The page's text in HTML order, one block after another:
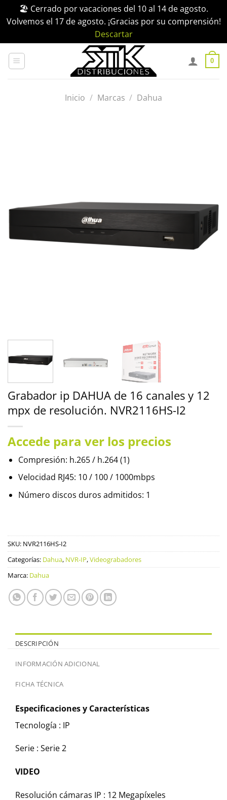
🏖️ Cerrado por vacaciones del 10 al 14 de agosto.
Volvemos el 17 de agosto. ¡Gracias por su comprensión!
Descartar
0
Inicio / Marcas / Dahua
Grabador ip DAHUA de 16 canales y 12
mpx de resolución. NVR2116HS-I2
Accede para ver los precios
Compresión: h.265 / h.264 (1)
Velocidad RJ45: 10 / 100 / 1000mbps
Número discos duros admitidos: 1
SKU: NVR2116HS-I2
Categorías: Dahua, NVR-IP,Videograbadores
Marca: Dahua
DESCRIPCIÓN
INFORMACIÓN ADICIONAL
FICHA TÉCNICA
Especificaciones y Características
Tecnología : IP
Serie : Serie 2
VIDEO
Resolución cámaras IP : 12 Megapíxeles